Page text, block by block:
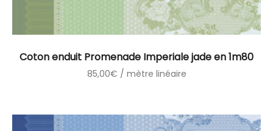
Coton enduit Promenade Imperiale jade en 1m80
85,00€ / mètre linéaire